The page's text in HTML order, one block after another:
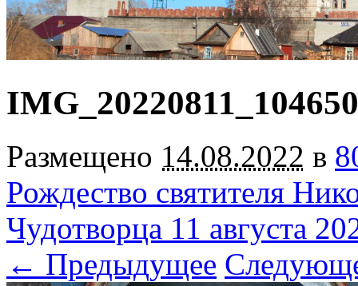
IMG_20220811_104650
Размещено 14.08.2022 в
Рождество святителя
Чудотворца 11 августа
← Предыдущее